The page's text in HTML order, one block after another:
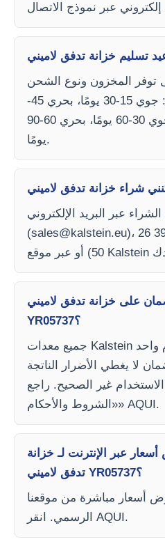
توفر المخزون ونوع الشحن
(جوي أو بحري). متوفر: جوي 15-30 يومًا، بحري 45-
60 يومًا. غير متوفر: جوي 30-60 يومًا، بحري 60-90
يومًا.
عبر البريد الإلكتروني
(sales@kalstein.eu)، الهاتف (+33 (0) 1 70 39 26
على خزانة تدفق لاميني
YR05737؟
جميع معدات Kalstein تأتي بضمان لمدة عام واحد
لا يغطي الأضرار الناتجة
غير الصحيح. راجع
«الشروط والأحكام» AQUI.
عبر الإنترنت لـ خزانة
تدفق لاميني YR05737؟
أسعار مباشرة من موقعنا
الرسمي. انقر AQUI.